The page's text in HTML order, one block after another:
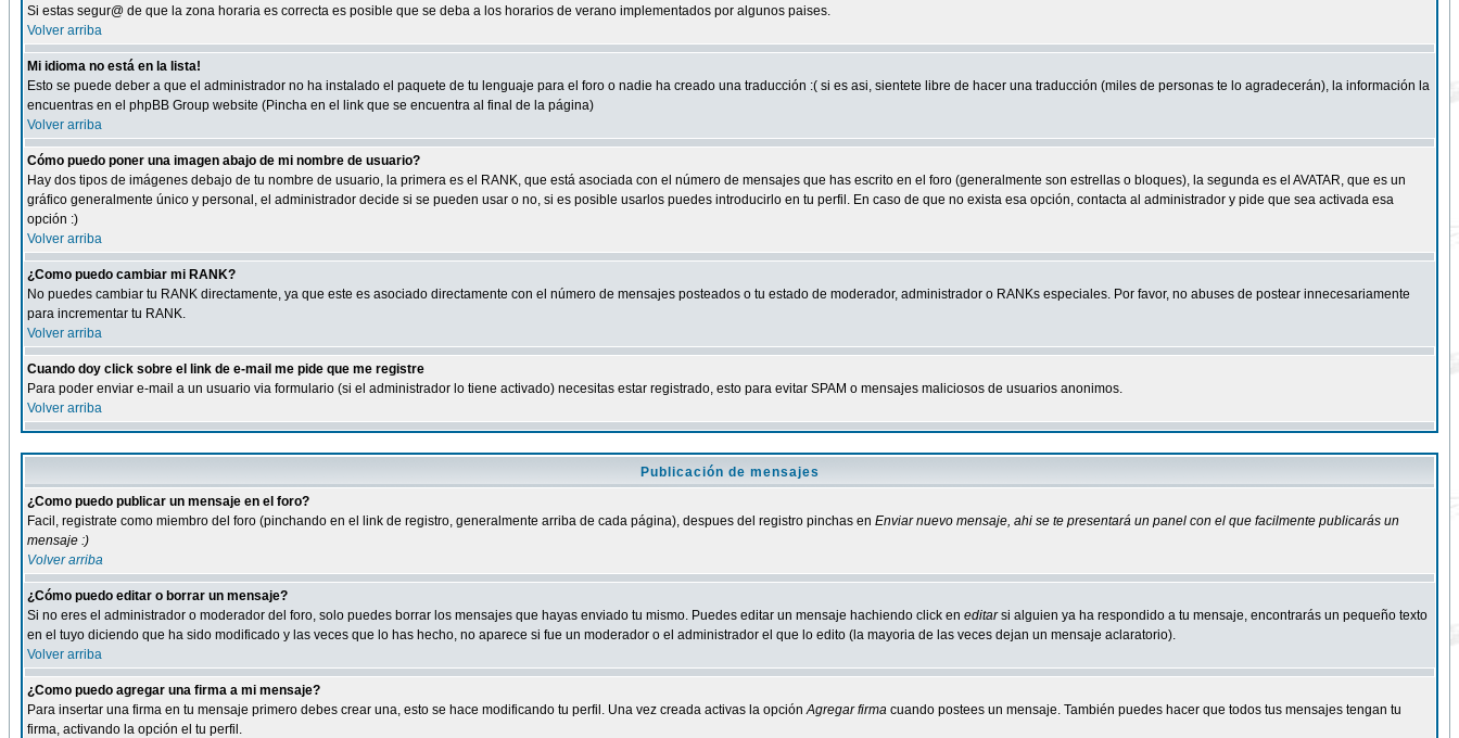
Si estas segur@ de que la zona horaria es correcta es posible que se deba a los horarios de verano implementados por algunos paises.
Volver arriba
Mi idioma no está en la lista!
Esto se puede deber a que el administrador no ha instalado el paquete de tu lenguaje para el foro o nadie ha creado una traducción :( si es asi, sientete libre de hacer una traducción (miles de personas te lo agradecerán), la información la
encuentras en el phpBB Group website (Pincha en el link que se encuentra al final de la página)
Volver arriba
Cómo puedo poner una imagen abajo de mi nombre de usuario?
Hay dos tipos de imágenes debajo de tu nombre de usuario, la primera es el RANK, que está asociada con el número de mensajes que has escrito en el foro (generalmente son estrellas o bloques), la segunda es el AVATAR, que es un
gráfico generalmente único y personal, el administrador decide si se pueden usar o no, si es posible usarlos puedes introducirlo en tu perfil. En caso de que no exista esa opción, contacta al administrador y pide que sea activada esa
opción :)
Volver arriba
¿Como puedo cambiar mi RANK?
No puedes cambiar tu RANK directamente, ya que este es asociado directamente con el número de mensajes posteados o tu estado de moderador, administrador o RANKs especiales. Por favor, no abuses de postear innecesariamente
para incrementar tu RANK.
Volver arriba
Cuando doy click sobre el link de e-mail me pide que me registre
Para poder enviar e-mail a un usuario via formulario (si el administrador lo tiene activado) necesitas estar registrado, esto para evitar SPAM o mensajes maliciosos de usuarios anonimos.
Volver arriba
Publicación de mensajes
¿Como puedo publicar un mensaje en el foro?
Facil, registrate como miembro del foro (pinchando en el link de registro, generalmente arriba de cada página), despues del registro pinchas en Enviar nuevo mensaje, ahi se te presentará un panel con el que facilmente publicarás un
mensaje :)
Volver arriba
¿Cómo puedo editar o borrar un mensaje?
Si no eres el administrador o moderador del foro, solo puedes borrar los mensajes que hayas enviado tu mismo. Puedes editar un mensaje hachiendo click en editarsi alguien ya ha respondido a tu mensaje, encontrarás un pequeño texto
en el tuyo diciendo que ha sido modificado y las veces que lo has hecho, no aparece si fue un moderador o el administrador el que lo edito (la mayoria de las veces dejan un mensaje aclaratorio).
Volver arriba
¿Como puedo agregar una firma a mi mensaje?
Para insertar una firma en tu mensaje primero debes crear una, esto se hace modificando tu perfil. Una vez creada activas la opciónAgregar firma cuando postees un mensaje. También puedes hacer que todos tus mensajes tengan tu
firma, activando la opción el tu perfil.